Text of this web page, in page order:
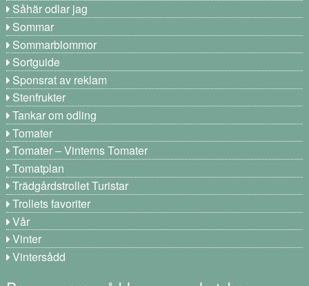
Såhär odlar jag
Sommar
Sommarblommor
Sortguide
Sponsrat av reklam
Stenfrukter
Tankar om odling
Tomater
Tomater – Vinterns Tomater
Tomatplan
Trädgårdstrollet Turistar
Trollets favoriter
Vår
Vinter
Vintersådd